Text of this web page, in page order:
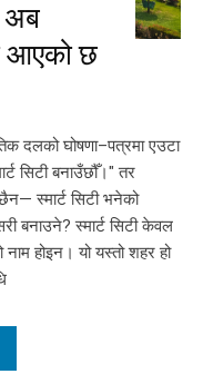
अब
आएको छ
दलको घोषणा–पत्रमा एउटा
सिटी बनाउँछौँ।" तर
स्मार्ट सिटी भनेको
बनाउने? स्मार्ट सिटी केवल
होइन। यो यस्तो शहर हो